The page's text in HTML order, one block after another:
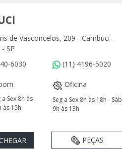
de Vasconcelos, 209 - Cambuci -
SP
6030
(11) 4196-5020
Sex 8h às
às 15h
Oficina
Seg a Sex 8h às 18h - Sáb
9h às 13h
PEÇAS